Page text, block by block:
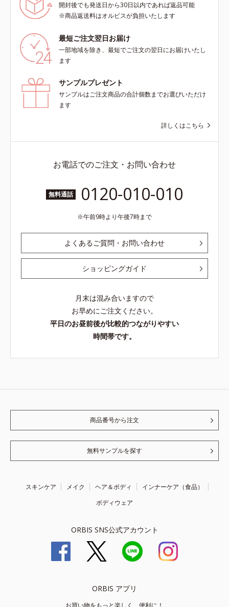
開封後でも発送日から30日以内であれば返品可能
※商品返送料はオルビスが負担いたします
最短ご注文翌日お届け
一部地域を除き、最短でご注文の翌日にお届けいたし
ます
サンプルプレゼント
サンプルはご注文商品の合計個数までお選びいただけ
ます
詳しくはこちら
お電話でのご注文・お問い合わせ
無料通話 0120-010-010
午前9時より午後7時まで
よくあるご質問・お問い合わせ
ショッピングガイド
月末は混み合いますので
お早めにご注文ください。
平日のお昼前後が比較的つながりやすい
時間帯です。
商品番号から注文
無料サンプルを探す
スキンケア メイク ヘア＆ボディ
インナーケア（食品）
ボディウェア
ORBIS SNS公式アカウント
ORBIS アプリ
お買い物をもっと楽しく、便利に！